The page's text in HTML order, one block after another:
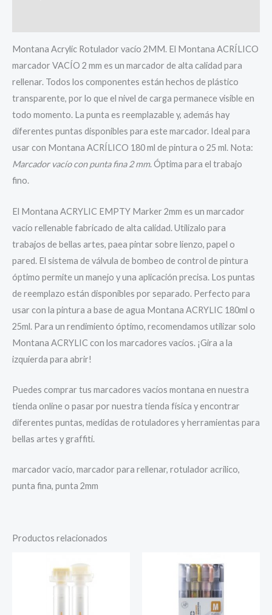
Montana Acrylic Rotulador vacío 2MM. El Montana ACRÍLICO
marcador VACÍO 2 mm es un marcador de alta calidad para
rellenar. Todos los componentes están hechos de plástico
transparente, por lo que el nivel de carga permanece visible en
todo momento. La punta es reemplazable y, además hay
diferentes puntas disponibles para este marcador. Ideal para
usar con Montana ACRÍLICO 180 ml de pintura o 25 ml. Nota:
Marcador vacío con punta fina 2 mm. Óptima para el trabajo
fino.
El Montana ACRYLIC EMPTY Marker 2mm es un marcador
vacío rellenable fabricado de alta calidad. Utilizalo para
trabajos de bellas artes, paea pintar sobre lienzo, papel o
pared. El sistema de válvula de bombeo de control de pintura
óptimo permite un manejo y una aplicación precisa. Los puntas
de reemplazo están disponibles por separado. Perfecto para
usar con la pintura a base de agua Montana ACRYLIC 180ml o
25ml. Para un rendimiento óptimo, recomendamos utilizar solo
Montana ACRYLIC con los marcadores vacíos. ¡Gira a la
izquierda para abrir!
Puedes comprar tus marcadores vacíos montana en nuestra
tienda online o pasar por nuestra tienda física y encontrar
diferentes puntas, medidas de rotuladores y herramientas para
bellas artes y graffiti.
marcador vacío, marcador para rellenar, rotulador acrilico,
punta fina, punta 2mm
Productos relacionados